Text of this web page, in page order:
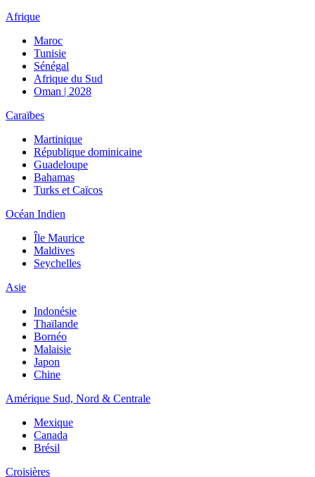
Afrique
Maroc
Tunisie
Sénégal
Afrique du Sud
Oman | 2028
Caraïbes
Martinique
République dominicaine
Guadeloupe
Bahamas
Turks et Caïcos
Océan Indien
Île Maurice
Maldives
Seychelles
Asie
Indonésie
Thaïlande
Bornéo
Malaisie
Japon
Chine
Amérique Sud, Nord & Centrale
Mexique
Canada
Brésil
Croisières